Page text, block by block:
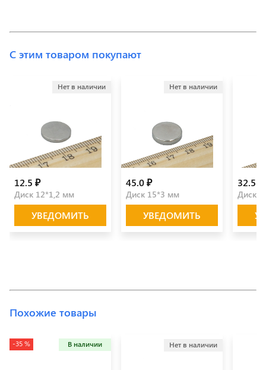
С этим товаром покупают
Нет в наличии
12.5 ₽
Диск 12*1,2 мм
УВЕДОМИТЬ
Нет в наличии
45.0 ₽
Диск 15*3 мм
УВЕДОМИТЬ
32.5 ₽
Диск
Похожие товары
-35 % В наличии Нет в наличии